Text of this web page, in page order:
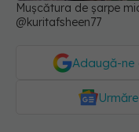
Mușcătura de șarpe
@kuritafsheen77
Adaugă-ne